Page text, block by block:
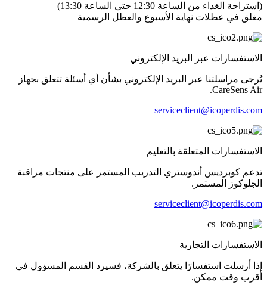
(استراحة الغداء من الساعة 12:30 حتى الساعة 13:30)
مغلق في عطلات نهاية الأسبوع والعطل الرسمية
الاستفسارات عبر البريد الإلكتروني
يُرجى مراسلتنا عبر البريد الإلكتروني بشأن أي أسئلة تتعلق بجهاز
CareSens Air.
serviceclient@icoperdis.com
الاستفسارات المتعلقة بالتعليم
تدعم كوبرديس أندوستري التدريب المستمر على منتجات مراقبة
الجلوكوز المستمر.
serviceclient@icoperdis.com
الاستفسارات التجارية
إذا أرسلت استفسارًا يتعلق بالشركة، فسيرد القسم المسؤول في
أقرب وقت ممكن.